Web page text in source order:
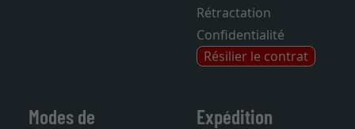
Rétractation
Confidentialité
Résilier le contrat
Modes de
Expédition